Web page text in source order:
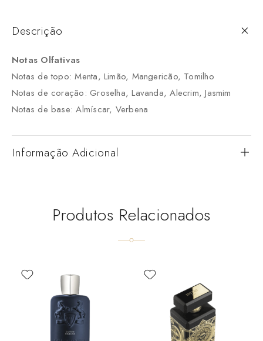
Descrição
Notas Olfativas
Notas de topo: Menta, Limão, Mangericão, Tomilho
Notas de coração: Groselha, Lavanda, Alecrim, Jasmim
Notas de base: Almíscar, Verbena
Informação Adicional
Produtos Relacionados